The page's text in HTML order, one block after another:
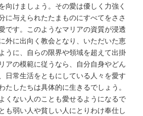
けましょう。その愛は優しく力強く
に与えられたたまものにすべてをささ
です。このようなマリアの資質が浸透
外に出向く教会となり、いただいた恵
うに、自らの限界や領域を超えて出掛
アの模範に従うなら、自分自身やどん
日常生活をともにしている人々を愛す
たしたちは具体的に生きるでしょう。
くない人のことも愛せるようになるで
も弱い人や貧しい人にとりわけ奉仕し